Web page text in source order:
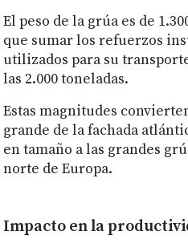
El peso de la grúa es de
que sumar los refuerzos
utilizados para su
las 2.000 toneladas.
Estas magnitudes
grande de la fachada
en tamaño a las grandes
norte de Europa.
Impacto en la